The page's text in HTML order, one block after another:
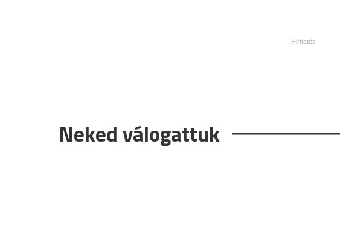
Neked válogattuk